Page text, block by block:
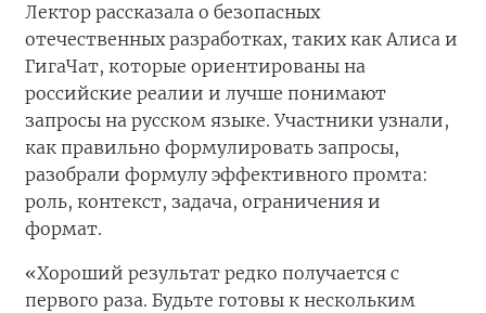
Лектор рассказала о безопасных
отечественных разработках, таких как Алиса и
ГигаЧат, которые ориентированы на
российские реалии и лучше понимают
запросы на русском языке. Участники узнали,
как правильно формулировать запросы,
разобрали формулу эффективного промта:
роль, контекст, задача, ограничения и
формат.
«Хороший результат редко получается с
первого раза. Будьте готовы к нескольким